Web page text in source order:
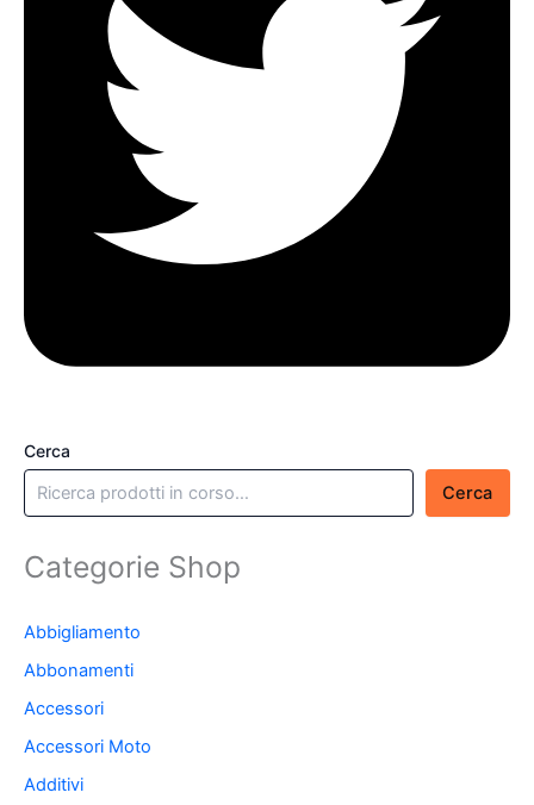
Cerca
Cerca
Categorie Shop
Abbigliamento
Abbonamenti
Accessori
Accessori Moto
Additivi